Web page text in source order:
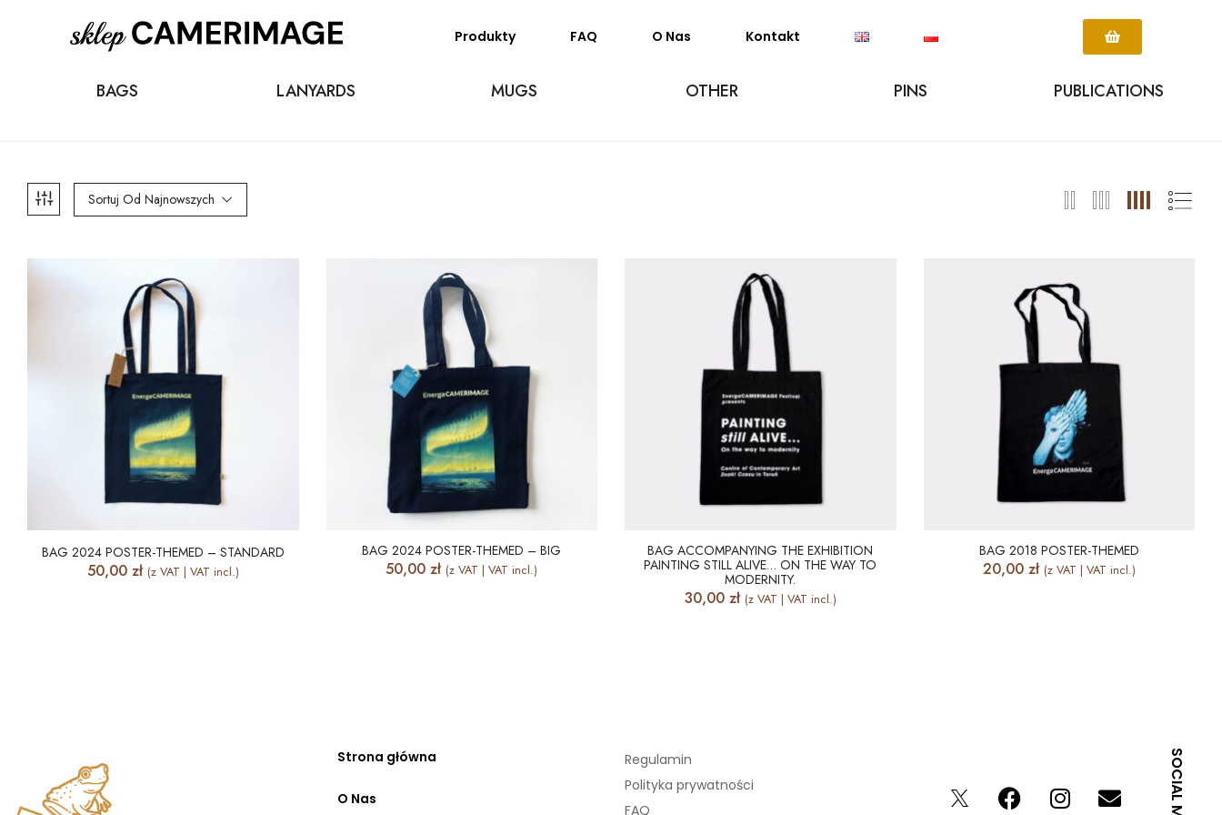
Produkty FAQ O Nas Kontakt
BAGS LANYARDS MUGS OTHER PINS PUBLICATIONS
Sortuj Od Najnowszych
BAG 2024 POSTER-THEMED – STANDARD
50,00 zł (z VAT | VAT incl.)
BAG 2024 POSTER-THEMED – BIG
50,00zł (z VAT | VAT incl.)
BAG ACCOMPANYING THE EXHIBITION
PAINTING STILL ALIVE… ON THE WAY TO
MODERNITY.
30,00 zł (z VAT | VAT incl.)
BAG 2018 POSTER-THEMED
20,00 zł (z VAT | VAT incl.)
Strona główna
O Nas
Regulamin
Polityka prywatności
FAQ